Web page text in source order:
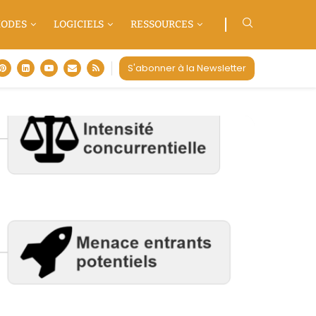
LOGICIELS RESSOURCES
S'abonner à la Newsletter